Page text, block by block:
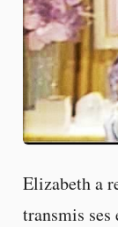
Elizabeth a
transmis ses